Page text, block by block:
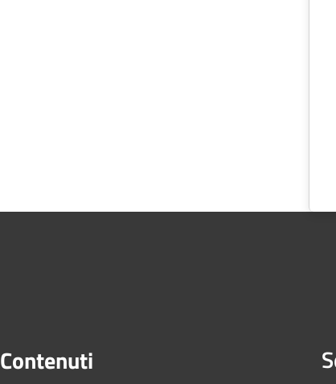
Contenuti